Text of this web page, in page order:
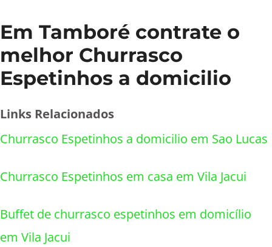
Em Tamboré contrate o
melhor Churrasco
Espetinhos a domicilio
Links Relacionados
Churrasco Espetinhos a domicilio em Sao Lucas
Churrasco Espetinhos em casa em Vila Jacui
Buffet de churrasco espetinhos em domicílio
em Vila Jacui